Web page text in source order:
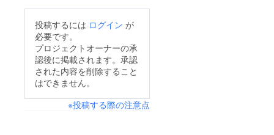
投稿するには ログイン が
必要です。
プロジェクトオーナーの承
認後に掲載されます。承認
された内容を削除すること
はできません。
※投稿する際の注意点